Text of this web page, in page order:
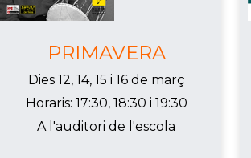
PRIMAVERA
Dies 12, 14, 15 i 16 de març
Horaris: 17:30, 18:30 i 19:30
A l'auditori de l'escola